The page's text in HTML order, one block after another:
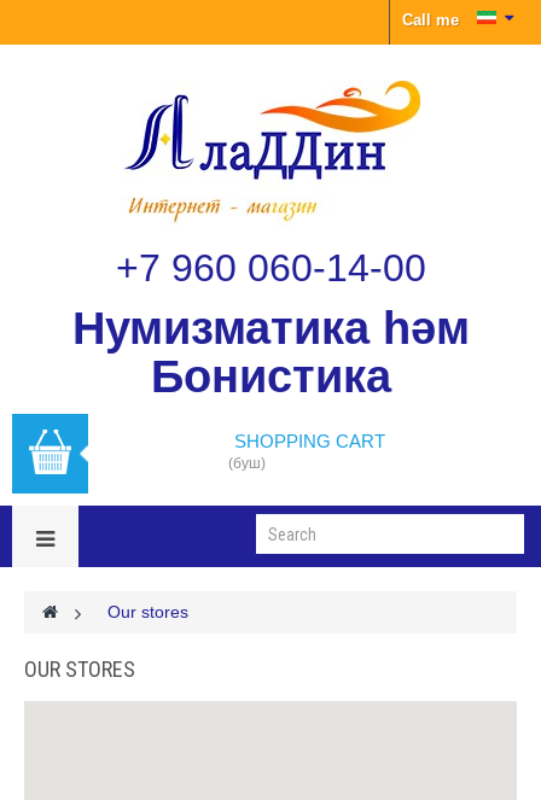
Call me
+7 960 060-14-00
Нумизматика һәм
Бонистика
SHOPPING CART
(буш)
> Our stores
OUR STORES